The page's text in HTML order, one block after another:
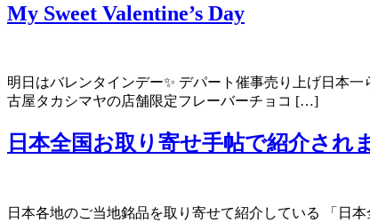
My Sweet Valentine’s Day
明日はバレンタインデー✨ デパート催事売り上げ日本
古屋タカシマヤの店舗限定フレーバーチョコ […]
日本全国お取り寄せ手帖で紹介され
日本各地のご当地銘品を取り寄せて紹介している 「日